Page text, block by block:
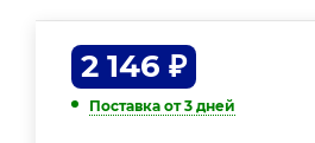
2 146 ₽
Поставка от 3 дней